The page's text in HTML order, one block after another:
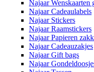
Najaar Wenskaarten
Najaar Cadeaulabels
Najaar Stickers
Najaar Raamstickers
Najaar Papieren
Najaar Cadeauzakjes
Najaar Gift bags
Najaar